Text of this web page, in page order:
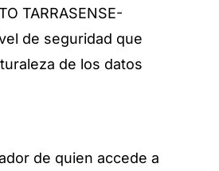
TARRASENSE-
de seguridad que
de los datos
de quien accede a